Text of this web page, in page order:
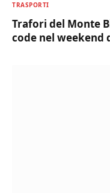
TRASPORTI
Trafori del Monte
code nel weekend